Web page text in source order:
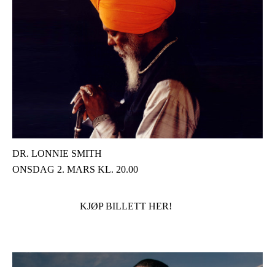
DR. LONNIE SMITH
ONSDAG 2. MARS KL. 20.00
KJØP BILLETT HER!